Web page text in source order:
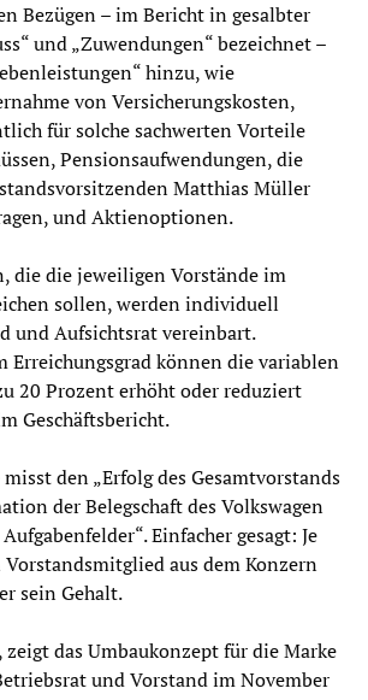
Bezügen – im Bericht in gesalbter
und „Zuwendungen“ bezeichnet –
hinzu, wie
von Versicherungskosten,
für solche sachwerten Vorteile
Pensionsaufwendungen, die
Matthias Müller
und Aktienoptionen.
die die jeweiligen Vorstände im
sollen, werden individuell
und Aufsichtsrat vereinbart.
Erreichungsgrad können die variablen
20 Prozent erhöht oder reduziert
Geschäftsbericht.
den „Erfolg des Gesamtvorstands
der Belegschaft des Volkswagen
Einfacher gesagt: Je
aus dem Konzern
sein Gehalt.
zeigt das Umbaukonzept für die Marke
und Vorstand im November